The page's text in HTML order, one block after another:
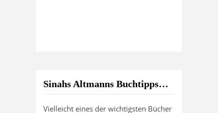
Sinahs Altmanns Buchtipps…
Vielleicht eines der wichtigsten Bücher